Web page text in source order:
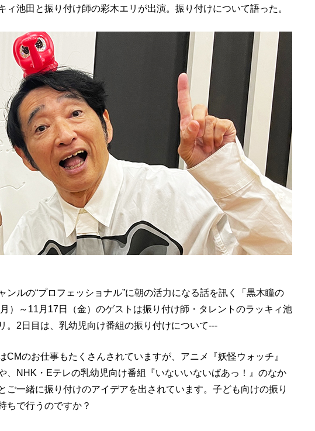
ィ池田と振り付け師の彩木エリが出演。振り付けについて語った。
ンルの“プロフェッショナル”に朝の活力になる話を訊く「黒木瞳の
）～11月17日（金）のゲストは振り付け師・タレントのラッキィ池
。2日目は、乳幼児向け番組の振り付けについて---
CMのお仕事もたくさんされていますが、アニメ『妖怪ウォッチ』
、NHK・Eテレの乳幼児向け番組『いないいないばあっ！』のなか
ご一緒に振り付けのアイデアを出されています。子ども向けの振り
ちで行うのですか？